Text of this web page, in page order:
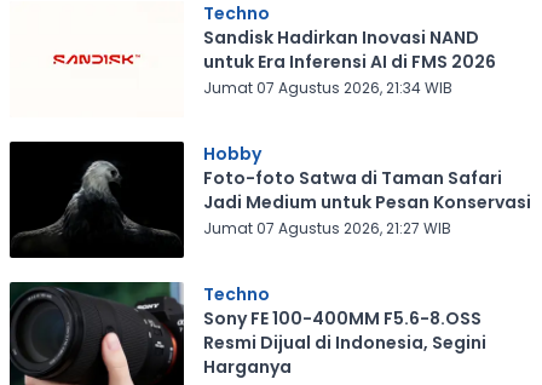
Techno
Sandisk Hadirkan Inovasi NAND
untuk Era Inferensi AI di FMS 2026
Jumat 07 Agustus 2026, 21:34 WIB
Hobby
Foto-foto Satwa di Taman Safari
Jadi Medium untuk Pesan Konservasi
Jumat 07 Agustus 2026, 21:27 WIB
Techno
Sony FE 100-400MM F5.6-8.OSS
Resmi Dijual di Indonesia, Segini
Harganya